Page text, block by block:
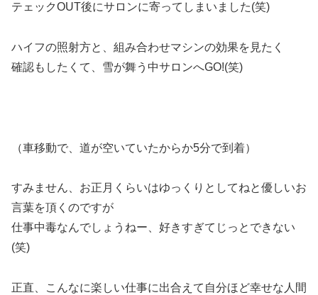
テェックOUT後にサロンに寄ってしまいました(笑)
ハイフの照射方と、組み合わせマシンの効果を見たく
確認もしたくて、雪が舞う中サロンへGO!(笑)
（車移動で、道が空いていたからか5分で到着）
すみません、お正月くらいはゆっくりとしてねと優しいお
言葉を頂くのですが
仕事中毒なんでしょうねー、好きすぎてじっとできない
(笑)
正直、こんなに楽しい仕事に出合えて自分ほど幸せな人間